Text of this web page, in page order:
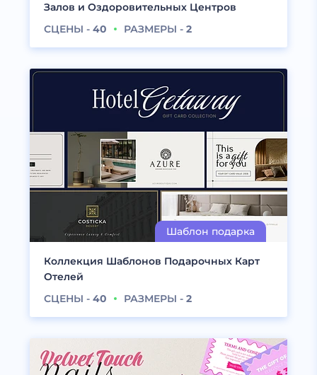
Залов и Оздоровительных Центров
СЦЕНЫ - 40 РАЗМЕРЫ - 2
Коллекция Шаблонов Подарочных Карт
Отелей
СЦЕНЫ - 40 РАЗМЕРЫ - 2